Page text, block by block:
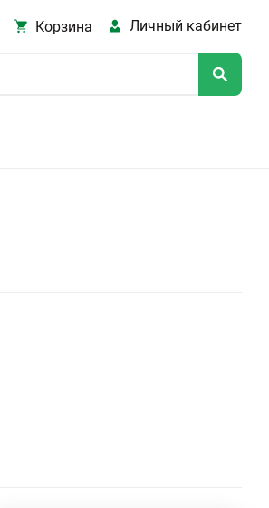
Корзина Личный кабинет